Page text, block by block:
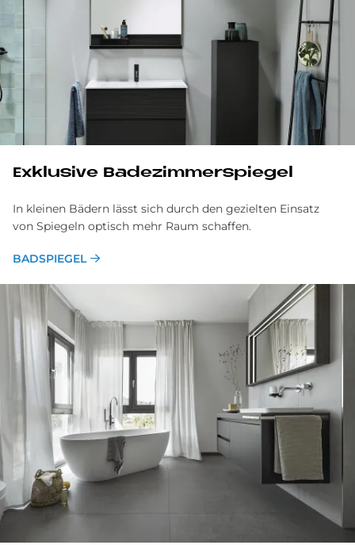
Ex­klu­si­ve Ba­de­zim­mer­spie­gel
In kleinen Bädern lässt sich durch den gezielten Einsatz
von Spiegeln optisch mehr Raum schaffen.
BADSPIEGEL